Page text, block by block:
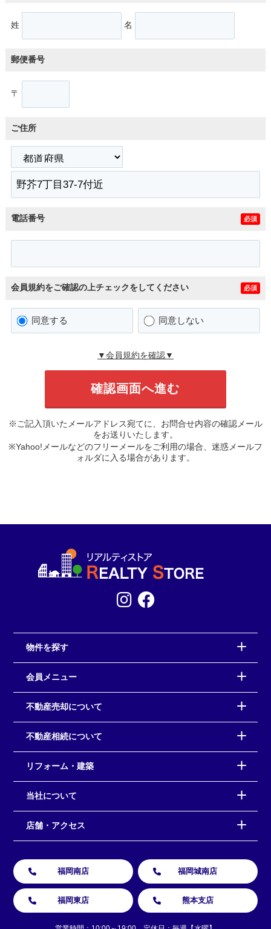
姓 名
郵便番号
〒
ご住所
電話番号 必須
会員規約をご確認の上チェックをしてください 必須
同意する 同意しない
▼会員規約を確認▼
※ご記入頂いたメールアドレス宛てに、お問合せ内容の確認メール
をお送りいたします。
※Yahoo!メールなどのフリーメールをご利用の場合、迷惑メールフ
ォルダに入る場合があります。
物件を探す
会員メニュー
不動産売却について
不動産相続について
リフォーム・建築
当社について
店舗・アクセス
福岡南店 福岡城南店
福岡東店 熊本支店